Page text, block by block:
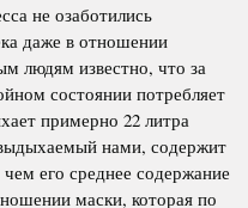
не озаботились
даже в отношении
людям известно, что за
состоянии потребляет
примерно 22 литра
выдыхаемый нами, содержит
чем его среднее содержание
маски, которая по